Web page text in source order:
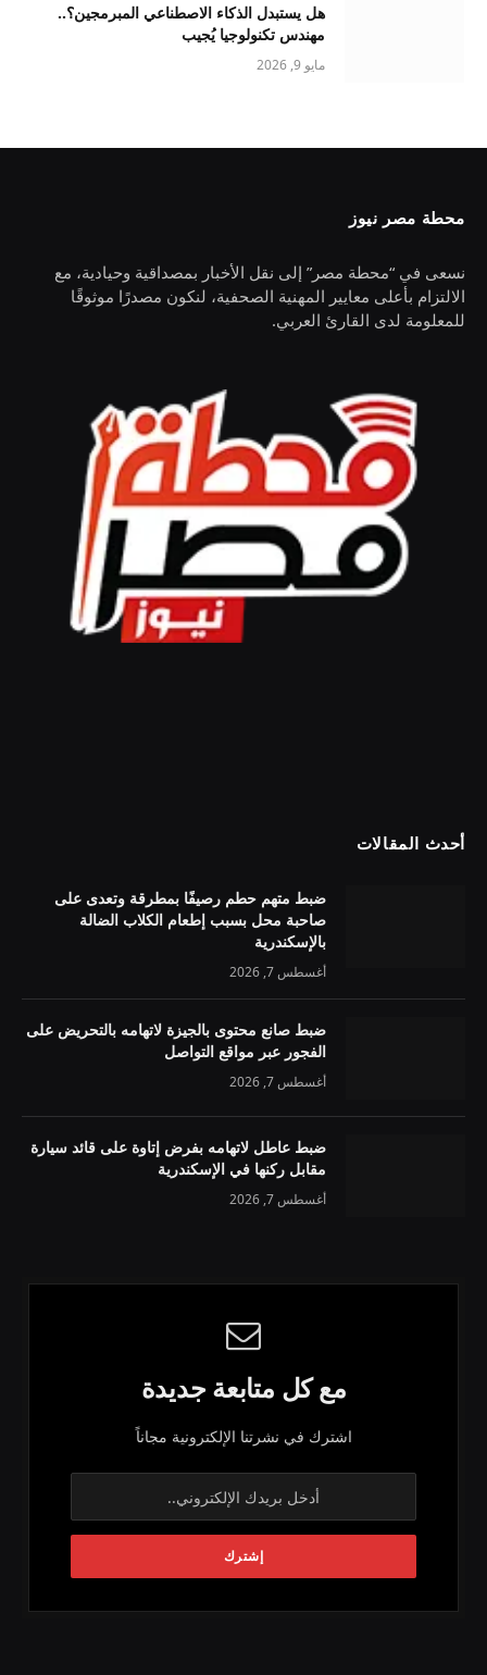
هل يستبدل الذكاء الاصطناعي المبرمجين؟..
مهندس تكنولوجيا يُجيب
مايو 9, 2026
محطة مصر نيوز
نسعى في “محطة مصر” إلى نقل الأخبار بمصداقية وحيادية، مع
الالتزام بأعلى معايير المهنية الصحفية، لنكون مصدرًا موثوقًا
للمعلومة لدى القارئ العربي.
أحدث المقالات
ضبط متهم حطم رصيفًا بمطرقة وتعدى على
صاحبة محل بسبب إطعام الكلاب الضالة
بالإسكندرية
أغسطس 7, 2026
ضبط صانع محتوى بالجيزة لاتهامه بالتحريض على
الفجور عبر مواقع التواصل
أغسطس 7, 2026
ضبط عاطل لاتهامه بفرض إتاوة على قائد سيارة
مقابل ركنها في الإسكندرية
أغسطس 7, 2026
مع كل متابعة جديدة
اشترك في نشرتنا الإلكترونية مجاناً